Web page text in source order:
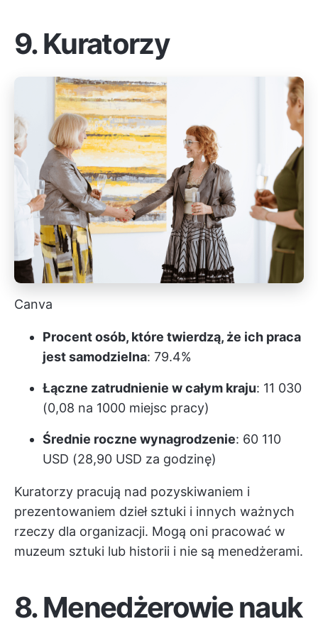
9. Kuratorzy
Canva
Procent osób, które twierdzą, że ich praca
jest samodzielna: 79.4%
Łączne zatrudnienie w całym kraju: 11 030
(0,08 na 1000 miejsc pracy)
Średnie roczne wynagrodzenie: 60 110
USD (28,90 USD za godzinę)
Kuratorzy pracują nad pozyskiwaniem i
prezentowaniem dzieł sztuki i innych ważnych
rzeczy dla organizacji. Mogą oni pracować w
muzeum sztuki lub historii i nie są menedżerami.
8. Menedżerowie nauk